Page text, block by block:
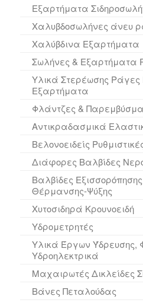
Εξαρτήματα
Χαλυβδοσωλήνες άνευ
Χαλύβδινα Εξαρτήματα
Σωλήνες & Εξαρτήματα
Υλικά Στερέωσης Ράγες
Εξαρτήματα
Φλάντζες &
Αντικραδασμικά
Βελονοειδείς
Διάφορες Βαλβίδες
Βαλβίδες
Θέρμανσης-Ψύξης
Χυτοσιδηρά Κρουνοειδή
Υδρομετρητές
Υλικά Έργων
Υδροηλεκτρικά
Μαχαιρωτές Δικλείδες
Βάνες Πεταλούδας